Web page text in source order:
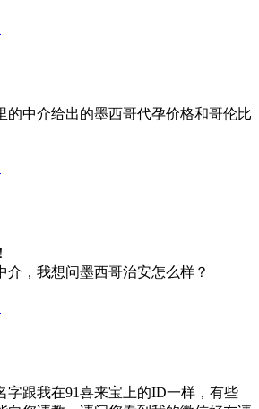
的中介给出的墨西哥代孕价格和哥伦比
介，我想问墨西哥治安怎么样？
字跟我在91喜来宝上的ID一样，有些